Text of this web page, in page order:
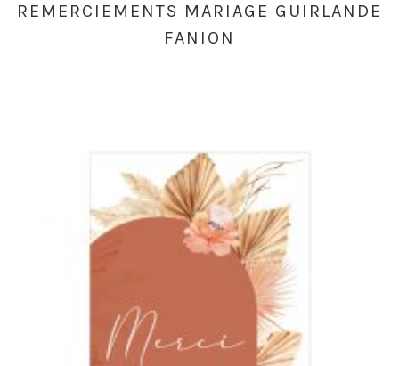
REMERCIEMENTS MARIAGE GUIRLANDE
FANION